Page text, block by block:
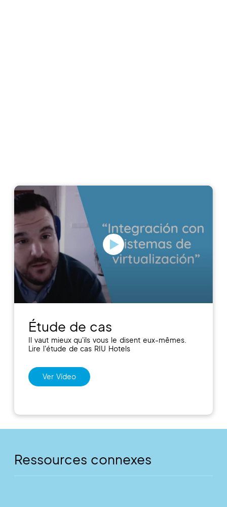
Étude de cas
Il vaut mieux qu'ils vous le disent eux-mêmes.
Lire l'étude de cas RIU Hotels
Ver Vídeo
Ressources connexes